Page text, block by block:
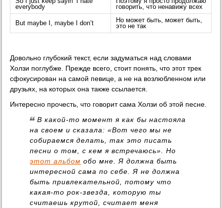
everybody
говорить, что ненавижу всех
But maybe I, maybe I don’t
Но может быть, может быть,
это не так
Довольно глубокий текст, если задуматься над словами
Холзи поглубже. Прежде всего, стоит понять, что этот трек
сфокусирован на самой певице, а не на возлюбленном или
друзьях, на которых она также ссылается.
Интересно прочесть, что говорит сама Холзи об этой песне.
В какой-то момент я как бы настояла
на своем и сказала: «Вот чего мы не
собираемся делать, так это писать
песни о том, с кем я встречаюсь». Но
этот альбом обо мне. Я должна быть
интересной сама по себе. Я не должна
быть привлекательной, потому что
какая-то рок-звезда, которую ты
считаешь крутой, считает меня